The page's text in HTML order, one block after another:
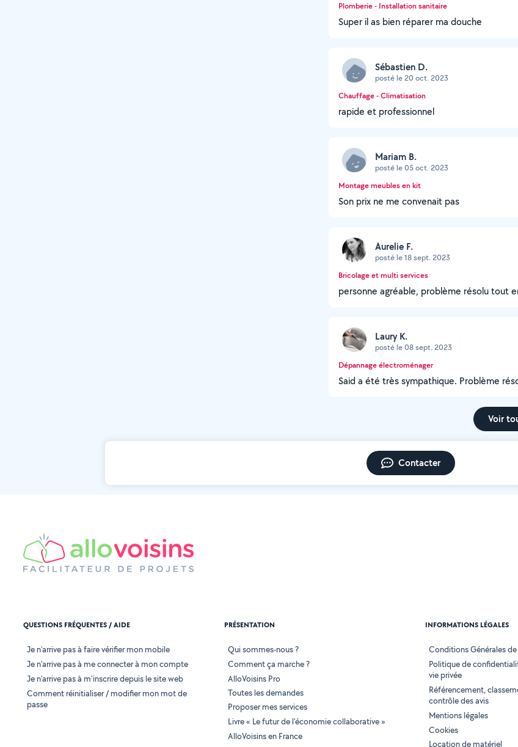
Plomberie - Installation sanitaire
Super il as bien réparer ma douche
Sébastien D.
posté le 20 oct. 2023
Chauffage - Climatisation
rapide et professionnel
Mariam B.
posté le 05 oct. 2023
Montage meubles en kit
Son prix ne me convenait pas
Aurelie F.
posté le 18 sept. 2023
Bricolage et multi services
personne agréable, problème résolu tout
Laury K.
posté le 08 sept. 2023
Dépannage électroménager
Said a été très sympathique. Problème
Voir
Contacter
QUESTIONS FRÉQUENTES / AIDE
Je n'arrive pas à faire vérifier mon mobile
Je n'arrive pas à me connecter à mon compte
Je n'arrive pas à m'inscrire depuis le site web
Comment réinitialiser / modifier mon mot de
passe
PRÉSENTATION
Qui sommes-nous ?
Comment ça marche ?
AlloVoisins Pro
Toutes les demandes
Proposer mes services
Livre « Le futur de l'économie collaborative »
AlloVoisins en France
INFORMATIONS LÉGALES
Conditions Générales
Politique de
vie privée
Référencement,
contrôle des avis
Mentions légales
Cookies
Location de matériel